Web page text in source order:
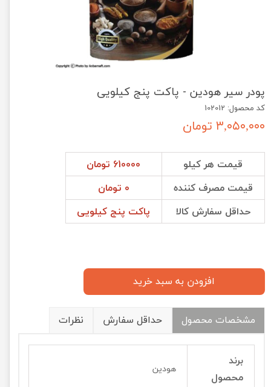
پودر سیر هودین - پاکت پنج کیلویی
کد محصول: 102012
۳,۰۵۰,۰۰۰ تومان
قیمت هر کیلو
610000 تومان
قیمت مصرف کننده
0 تومان
حداقل سفارش کالا
پاکت پنج کیلویی
افزودن به سبد خرید
مشخصات محصول حداقل سفارش نظرات
برند
محصول
هودین